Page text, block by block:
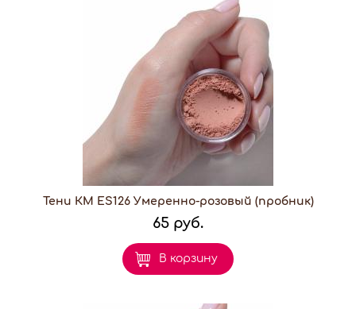
Тени КМ ES126 Умеренно-розовый (пробник)
65 руб.
В корзину